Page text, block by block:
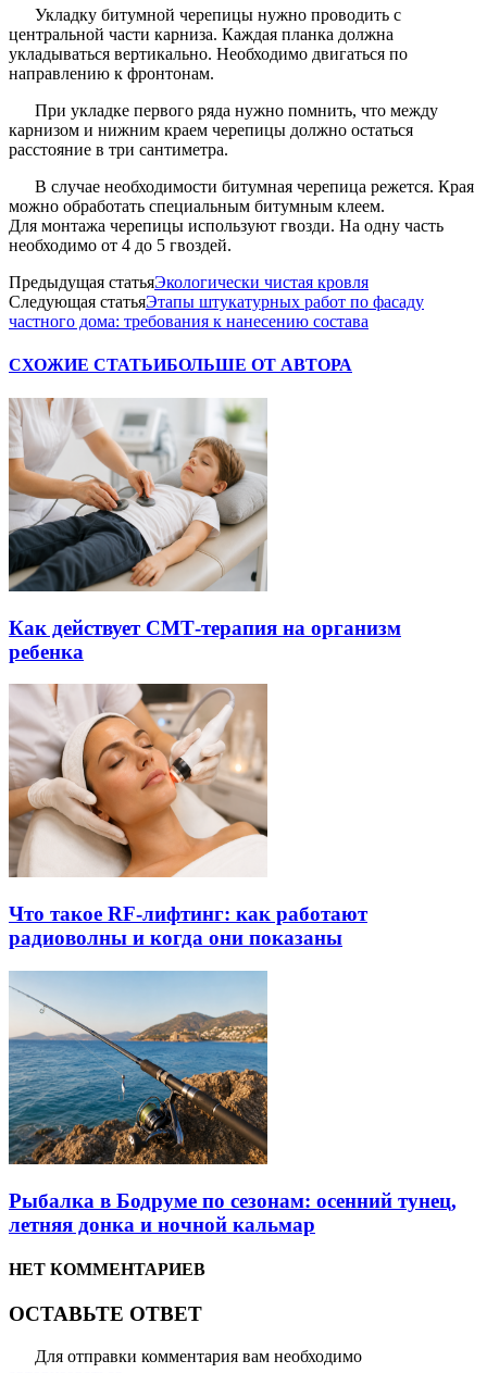
Укладку битумной черепицы нужно проводить с
центральной части карниза. Каждая планка должна
укладываться вертикально. Необходимо двигаться по
направлению к фронтонам.
При укладке первого ряда нужно помнить, что между
карнизом и нижним краем черепицы должно остаться
расстояние в три сантиметра.
В случае необходимости битумная черепица режется. Края
можно обработать специальным битумным клеем.
Для монтажа черепицы используют гвозди. На одну часть
необходимо от 4 до 5 гвоздей.
Предыдущая статьяЭкологически чистая кровля
Следующая статьяЭтапы штукатурных работ по фасаду
частного дома: требования к нанесению состава
СХОЖИЕ СТАТЬИБОЛЬШЕ ОТ АВТОРА
Как действует СМТ-терапия на организм
ребенка
Что такое RF-лифтинг: как работают
радиоволны и когда они показаны
Рыбалка в Бодруме по сезонам: осенний тунец,
летняя донка и ночной кальмар
НЕТ КОММЕНТАРИЕВ
ОСТАВЬТЕ ОТВЕТ
Для отправки комментария вам необходимо